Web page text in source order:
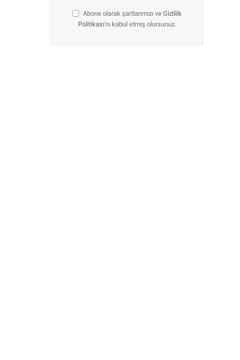
Abone olarak şartlarımızı ve Gizlilik
Politikası'nı kabul etmiş olursunuz.